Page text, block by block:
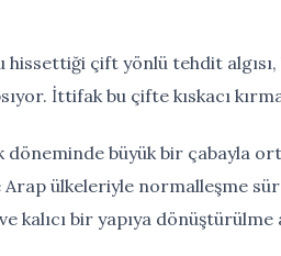
hissettiği çift yönlü tehdit
İttifak bu çifte kıskacı
döneminde büyük bir çabayla
Arap ülkeleriyle normalleşme
kalıcı bir yapıya dönüştürülme